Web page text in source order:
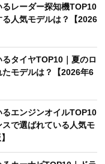
るレーダー探知機TOP10
る人気モデルは？【2026
るタイヤTOP10｜夏のロ
モデルは？【2026年6
るエンジンオイルTOP10
スで選ばれている人気モ